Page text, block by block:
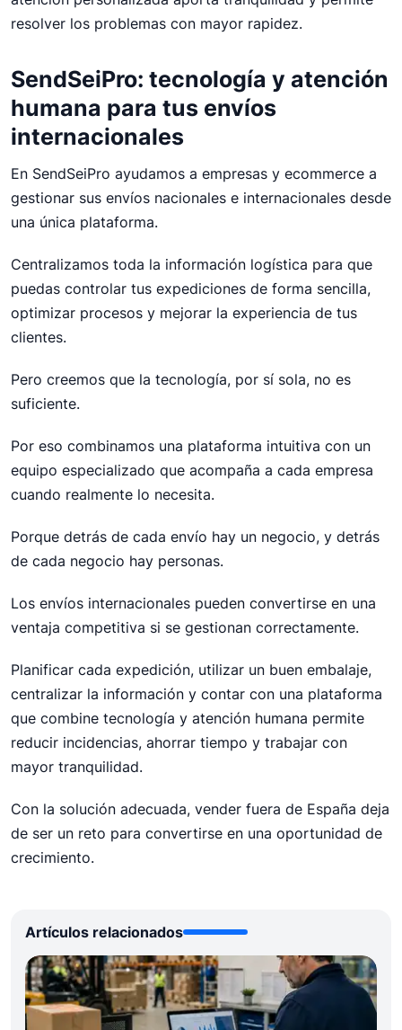
resolver los problemas con mayor rapidez.
SendSeiPro: tecnología y atención
humana para tus envíos
internacionales
En SendSeiPro ayudamos a empresas y ecommerce a
gestionar sus envíos nacionales e internacionales desde
una única plataforma.
Centralizamos toda la información logística para que
puedas controlar tus expediciones de forma sencilla,
optimizar procesos y mejorar la experiencia de tus
clientes.
Pero creemos que la tecnología, por sí sola, no es
suficiente.
Por eso combinamos una plataforma intuitiva con un
equipo especializado que acompaña a cada empresa
cuando realmente lo necesita.
Porque detrás de cada envío hay un negocio, y detrás
de cada negocio hay personas.
Los envíos internacionales pueden convertirse en una
ventaja competitiva si se gestionan correctamente.
Planificar cada expedición, utilizar un buen embalaje,
centralizar la información y contar con una plataforma
que combine tecnología y atención humana permite
reducir incidencias, ahorrar tiempo y trabajar con
mayor tranquilidad.
Con la solución adecuada, vender fuera de España deja
de ser un reto para convertirse en una oportunidad de
crecimiento.
Artículos relacionados